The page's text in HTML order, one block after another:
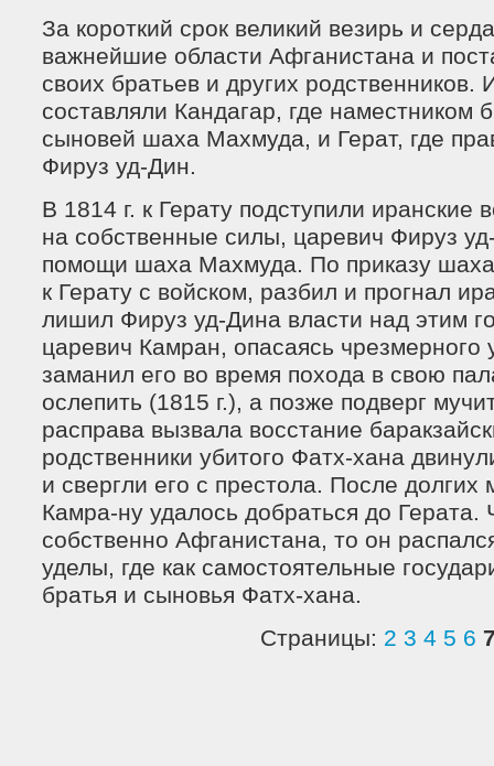
За короткий срок великий везирь и
важнейшие области Афганистана и
своих братьев и других родственников.
составляли Кандагар, где наместником
сыновей шаха Махмуда, и Герат, где
Фируз уд-Дин.
В 1814 г. к Герату подступили иранские
на собственные силы, царевич Фируз
помощи шаха Махмуда. По приказу
к Герату с войском, разбил и прогнал
лишил Фируз уд-Дина власти над этим
царевич Камран, опасаясь чрезмерного
заманил его во время похода в свою
ослепить (1815 г.), а позже подверг
расправа вызвала восстание
родственники убитого Фатх-хана
и свергли его с престола. После
Камра-ну удалось добраться до Герата.
собственно Афганистана, то он
уделы, где как самостоятельные
братья и сыновья Фатх-хана.
Страницы: 2 3 4 5 6